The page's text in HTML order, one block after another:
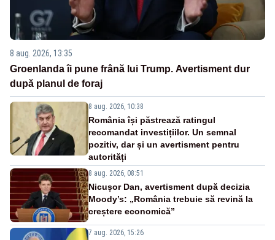
8 aug. 2026, 13:35
Groenlanda îi pune frână lui Trump. Avertisment dur
după planul de foraj
8 aug. 2026, 10:38
România își păstrează ratingul
recomandat investițiilor. Un semnal
pozitiv, dar și un avertisment pentru
autorități
8 aug. 2026, 08:51
Nicușor Dan, avertisment după decizia
Moody’s: „România trebuie să revină la
creștere economică”
7 aug. 2026, 15:26